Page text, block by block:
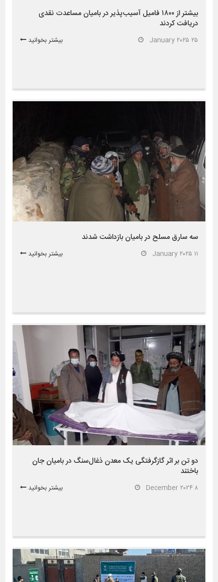
بیشتر از ۱۸۰۰ فامیل آسیب‌پذیر در بامیان مساعدت نقدی
دریافت کردند
۲۵ January ۲۰۲۵ بیشتر بخوانید
سه سارق مسلح در بامیان بازداشت شدند
۱۱ January ۲۰۲۵ بیشتر بخوانید
دو تن بر اثر گازگرفتگی یک معدن ذغال‌سنگ در بامیان جان
باختند
۸ December ۲۰۲۴ بیشتر بخوانید